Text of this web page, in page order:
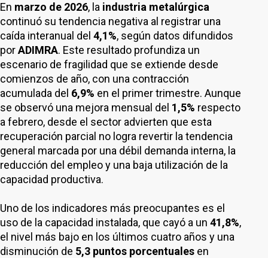
En marzo de 2026, la industria metalúrgica
continuó su tendencia negativa al registrar una
caída interanual del 4,1%, según datos difundidos
porADIMRA. Este resultado profundiza un
escenario de fragilidad que se extiende desde
comienzos de año, con una contracción
acumulada del 6,9% en el primer trimestre. Aunque
se observó una mejora mensual del 1,5% respecto
a febrero, desde el sector advierten que esta
recuperación parcial no logra revertir la tendencia
general marcada por una débil demanda interna, la
reducción del empleo y una baja utilización de la
capacidad productiva.
Uno de los indicadores más preocupantes es el
uso de la capacidad instalada, que cayó a un 41,8%,
el nivel más bajo en los últimos cuatro años y una
disminución de 5,3 puntos porcentuales en